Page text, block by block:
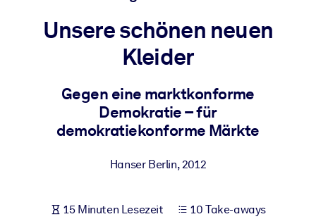
Bauen Sie eine gesunde und resiliente Belegschaft auf.
Für LMS/LXP
Integrieren Sie kompaktes, verifiziertes Wissen in Ihr LMS/LXP für
bessere Lernergebnisse.
Für Unternehmensbibliotheken
Unsere schönen neuen
Kleider
Gegen eine marktkonforme
Demokratie – für
demokratiekonforme Märkte
Hanser Berlin,2012
15 Minuten Lesezeit
10 Take-aways